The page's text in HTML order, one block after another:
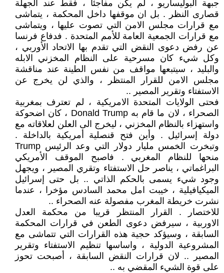
جبهة البوليساريو ، لم يكن مفاجئا ، فقط عند الجهلة
قصارى النظر . بل ان موقفها داخل المحكمة ، يتماشى
مع قرارات مجلس الامن التي تصوت عليها ، ويتماشى
مع قرارات الجمعية العامة للأمم المتحدة . فدفاع فرنسا
عن رفض دعوى النقض التي تقدم بها الاتحاد الأوربي ،
وكل شيء كان مسرحية على النظام المخزني الابله
والبليد ، سيتبعها مواقف من نفس الطينة عند مناقشة
مجلس الامن للقرار المنتظر ، والذي لن يخرج عن
الاستفتاء وتقرير المصير ..
فحتى الولايات المتحدة الامريكية ، لم تعترف بمغربية
الصحراء ، لان ما قام به Donald Trump ، كان اضحوكة
واستهزاء بالنظام المخزني ، ليخرج الى العلن لعلاقاته مع
دولة إسرائيل . وأين فتح قنصلية أمريكية بالداخلة .
وتبخرت الخمس مليار دولار التي وعد الرئيس Trump
منحها للنظام المغربي . فاصبح الموقف الأمريكي
البراغماتي ، يناصر حل الاستفتاء وتقري المصير ، ويجهل
وجود شيء يسمى بالحكم الذاتي .. بل حتى إسرائيل
الميكيافيلية ، خيبت امل محمد السادس مؤخرا ، عندما
نشرت خريطة المغرب مفصولة عنه الصحراء ..
للاختصار . القرار المنتظر قريبا من محكمة العدل
الاوربية ، سيرفض دعوى الطعن في قرارات المحكمة
السابقة ، وسيؤكد حجية هذه القرارات التي تتماشى مع
المشروعية الدولية ، واساسها تنظيم الاستفتاء وتقرير
المصير .. لان قرارات النقض السابقة ، أصبحت تحوز
على قوة الشيء المقضي به ..